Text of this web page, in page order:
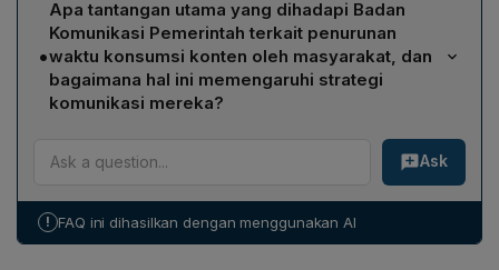
untuk memastikan akurasi. Dengan demikian, proses
pemilahan menjadi lebih efisien karena hanya video
yang terindikasi saja yang masuk ke tahap review
manusia.
sebelumnya Badan Komunikasi Pemerintah harus
meninjau ratusan ribu konten setiap periode. Setelah
penerapan AI, beban review diperkirakan turun
menjadi antara 10.000 hingga 20.000 konten saja, yang
•
Apa tantangan utama yang dihadapi Badan
Komunikasi Pemerintah terkait penurunan
waktu konsumsi konten oleh masyarakat, dan
bagaimana hal ini memengaruhi strategi
komunikasi mereka?
Tantangan utama adalah menyesuaikan penyampaian
pesan agar tetap humanis dalam rentang waktu
konsumsi yang kini hanya 1,7–2 detik, jauh lebih singkat
Badan Komunikasi Pemerintah untuk merancang pesan
Ask
! FAQ ini dihasilkan dengan menggunakan AI